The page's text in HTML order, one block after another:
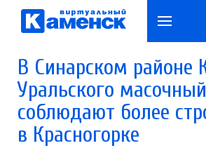
В Синарском районе
Уральского
соблюдают более
в Красногорке